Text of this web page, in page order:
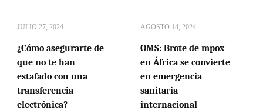
JULIO 27, 2024
¿Cómo asegurarte de
que no te han
estafado con una
transferencia
electrónica?
AGOSTO 14, 2024
OMS: Brote de mpox
en África se convierte
en emergencia
sanitaria
internacional